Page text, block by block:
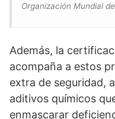
Organización Mundial
Además, la
acompaña a estos
extra de seguridad,
aditivos químicos
enmascarar